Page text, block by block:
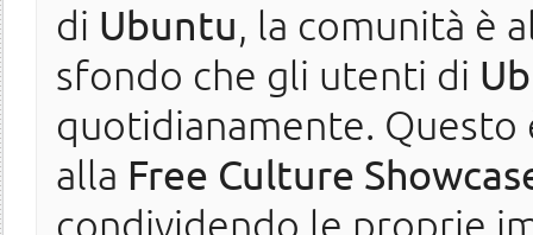
di Ubuntu, la comunità è
sfondo che gli utenti di
quotidianamente.
alla Free Culture
condividendo le proprie